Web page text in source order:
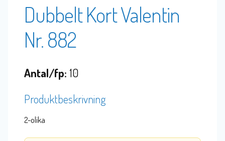
Dubbelt Kort Valentin
Nr. 882
Antal/fp: 10
Produktbeskrivning
2-olika